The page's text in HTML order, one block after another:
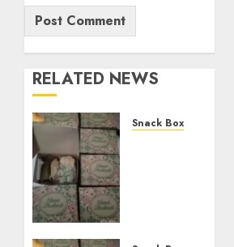
RELATED NEWS
Snack Box